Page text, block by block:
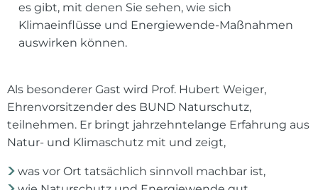
es gibt, mit denen Sie sehen, wie sich
Klimaeinflüsse und Energiewende-Maßnahmen
auswirken können.
Als besonderer Gast wird Prof. Hubert Weiger,
Ehrenvorsitzender des BUND Naturschutz,
teilnehmen. Er bringt jahrzehntelange Erfahrung aus
Natur- und Klimaschutz mit und zeigt,
was vor Ort tatsächlich sinnvoll machbar ist,